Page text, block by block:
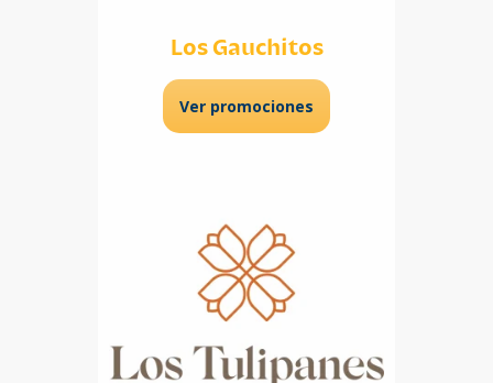
Los Gauchitos
Ver promociones